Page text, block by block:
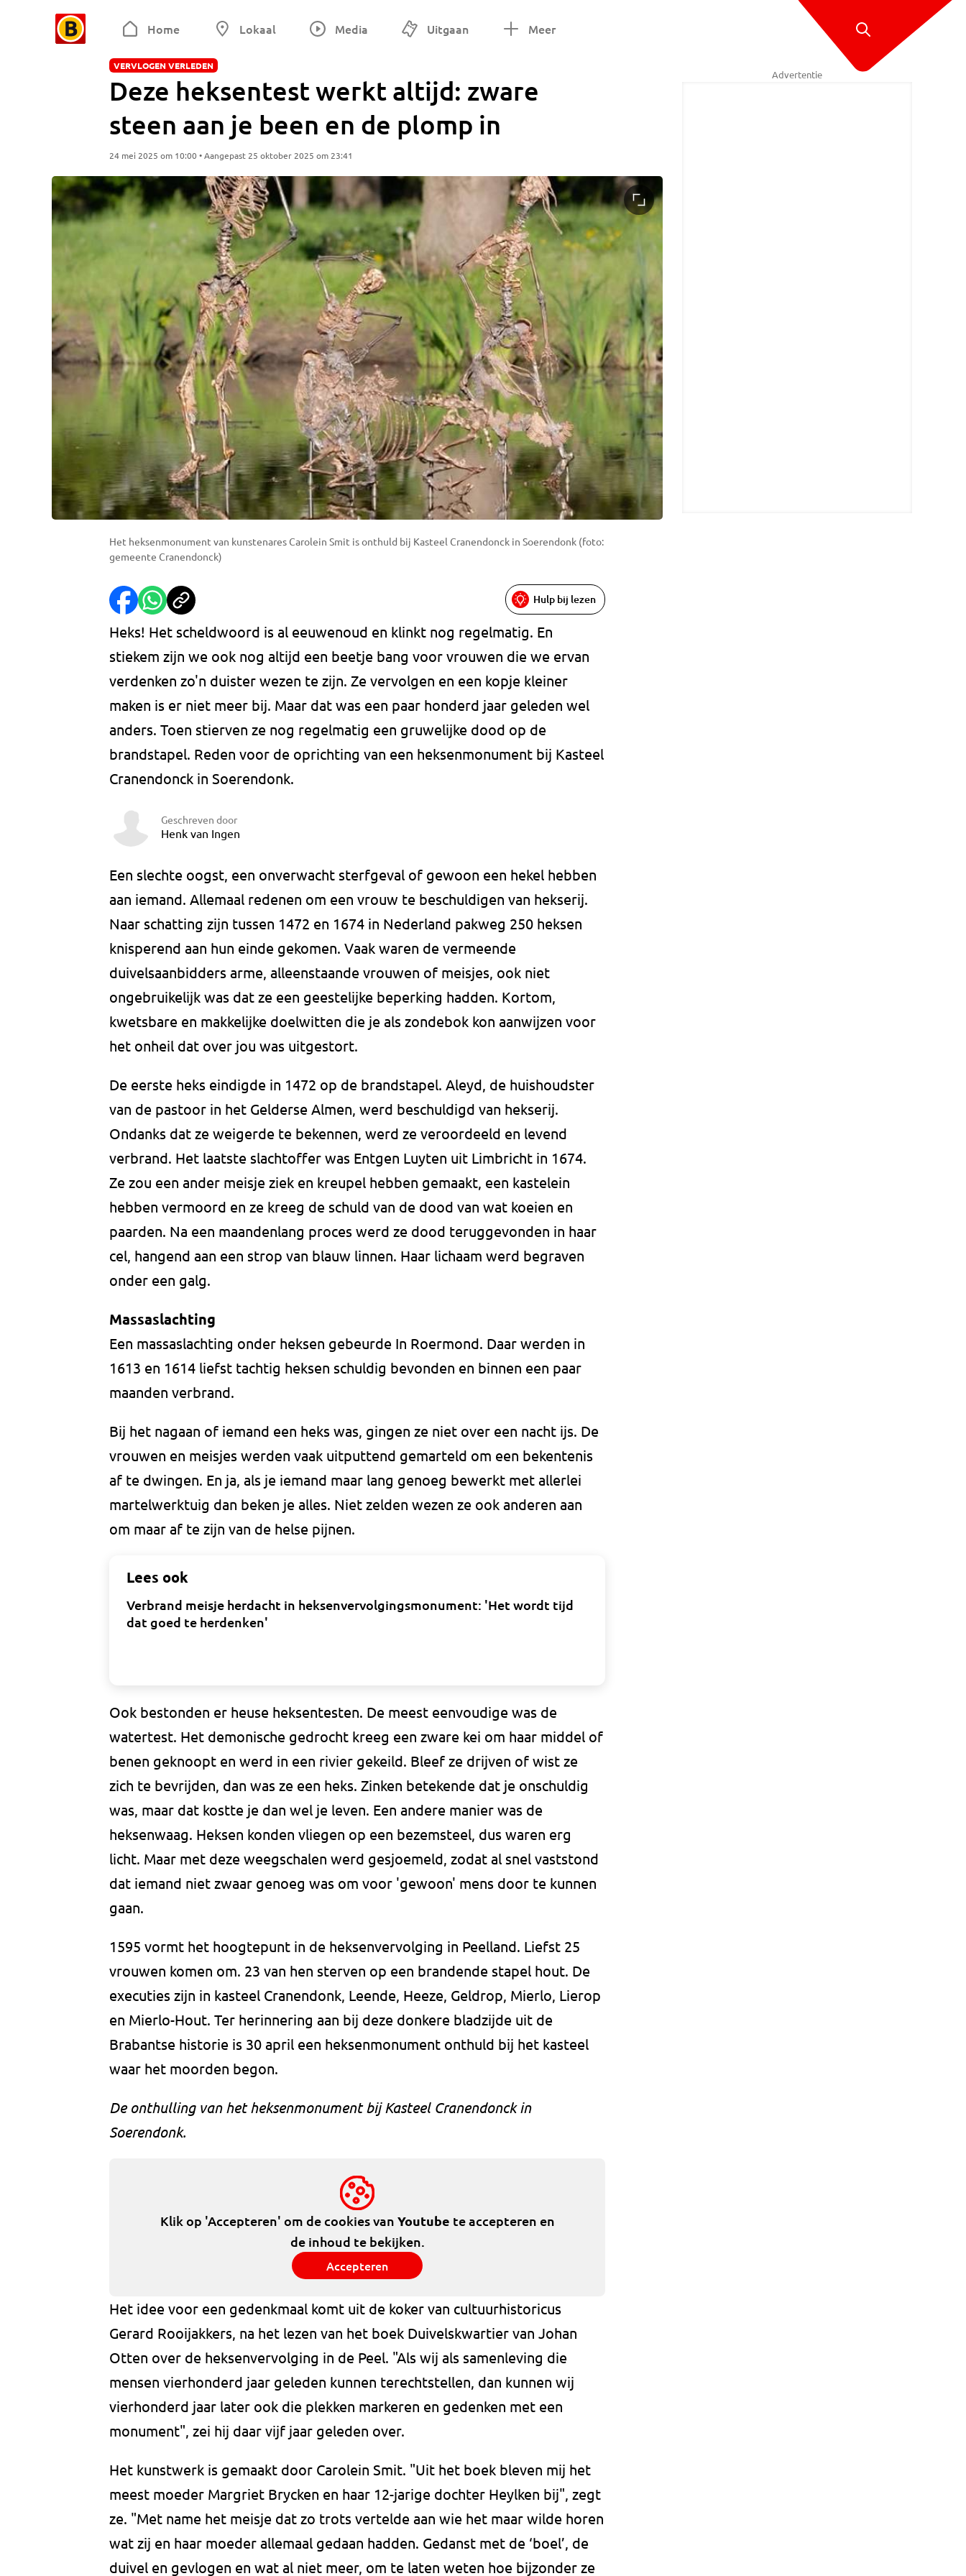
Home Lokaal Media Uitgaan Meer
VERVLOGEN VERLEDEN
Deze heksentest werkt altijd: zware
steen aan je been en de plomp in
24 mei 2025 om 10:00 • Aangepast 25 oktober 2025 om 23:41
Het heksenmonument van kunstenares Carolein Smit is onthuld bij Kasteel Cranendonck in Soerendonk (foto:
gemeente Cranendonck)
Hulp bij lezen
Heks! Het scheldwoord is al eeuwenoud en klinkt nog regelmatig. En
stiekem zijn we ook nog altijd een beetje bang voor vrouwen die we ervan
verdenken zo'n duister wezen te zijn. Ze vervolgen en een kopje kleiner
maken is er niet meer bij. Maar dat was een paar honderd jaar geleden wel
anders. Toen stierven ze nog regelmatig een gruwelijke dood op de
brandstapel. Reden voor de oprichting van een heksenmonument bij Kasteel
Cranendonck in Soerendonk.
Geschreven door
Henk van Ingen
Een slechte oogst, een onverwacht sterfgeval of gewoon een hekel hebben
aan iemand. Allemaal redenen om een vrouw te beschuldigen van hekserij.
Naar schatting zijn tussen 1472 en 1674 in Nederland pakweg 250 heksen
knisperend aan hun einde gekomen. Vaak waren de vermeende
duivelsaanbidders arme, alleenstaande vrouwen of meisjes, ook niet
ongebruikelijk was dat ze een geestelijke beperking hadden. Kortom,
kwetsbare en makkelijke doelwitten die je als zondebok kon aanwijzen voor
het onheil dat over jou was uitgestort.
De eerste heks eindigde in 1472 op de brandstapel. Aleyd, de huishoudster
van de pastoor in het Gelderse Almen, werd beschuldigd van hekserij.
Ondanks dat ze weigerde te bekennen, werd ze veroordeeld en levend
verbrand. Het laatste slachtoffer was Entgen Luyten uit Limbricht in 1674.
Ze zou een ander meisje ziek en kreupel hebben gemaakt, een kastelein
hebben vermoord en ze kreeg de schuld van de dood van wat koeien en
paarden. Na een maandenlang proces werd ze dood teruggevonden in haar
cel, hangend aan een strop van blauw linnen. Haar lichaam werd begraven
onder een galg.
Massaslachting
Een massaslachting onder heksen gebeurde In Roermond. Daar werden in
1613 en 1614 liefst tachtig heksen schuldig bevonden en binnen een paar
maanden verbrand.
Bij het nagaan of iemand een heks was, gingen ze niet over een nacht ijs. De
vrouwen en meisjes werden vaak uitputtend gemarteld om een bekentenis
af te dwingen. En ja, als je iemand maar lang genoeg bewerkt met allerlei
martelwerktuig dan beken je alles. Niet zelden wezen ze ook anderen aan
om maar af te zijn van de helse pijnen.
Lees ook
Verbrand meisje herdacht in heksenvervolgingsmonument: 'Het wordt tijd
dat goed te herdenken'
Ook bestonden er heuse heksentesten. De meest eenvoudige was de
watertest. Het demonische gedrocht kreeg een zware kei om haar middel of
benen geknoopt en werd in een rivier gekeild. Bleef ze drijven of wist ze
zich te bevrijden, dan was ze een heks. Zinken betekende dat je onschuldig
was, maar dat kostte je dan wel je leven. Een andere manier was de
heksenwaag. Heksen konden vliegen op een bezemsteel, dus waren erg
licht. Maar met deze weegschalen werd gesjoemeld, zodat al snel vaststond
dat iemand niet zwaar genoeg was om voor 'gewoon' mens door te kunnen
gaan.
1595 vormt het hoogtepunt in de heksenvervolging in Peelland. Liefst 25
vrouwen komen om. 23 van hen sterven op een brandende stapel hout. De
executies zijn in kasteel Cranendonk, Leende, Heeze, Geldrop, Mierlo, Lierop
en Mierlo-Hout. Ter herinnering aan bij deze donkere bladzijde uit de
Brabantse historie is 30 april een heksenmonument onthuld bij het kasteel
waar het moorden begon.
De onthulling van het heksenmonument bij Kasteel Cranendonck in
Soerendonk.
Klik op 'Accepteren' om de cookies van Youtube te accepteren en
de inhoud te bekijken.
Accepteren
Het idee voor een gedenkmaal komt uit de koker van cultuurhistoricus
Gerard Rooijakkers, na het lezen van het boek Duivelskwartier van Johan
Otten over de heksenvervolging in de Peel. "Als wij als samenleving die
mensen vierhonderd jaar geleden kunnen terechtstellen, dan kunnen wij
vierhonderd jaar later ook die plekken markeren en gedenken met een
monument", zei hij daar vijf jaar geleden over.
Het kunstwerk is gemaakt door Carolein Smit. "Uit het boek bleven mij het
meest moeder Margriet Brycken en haar 12-jarige dochter Heylken bij", zegt
ze. "Met name het meisje dat zo trots vertelde aan wie het maar wilde horen
wat zij en haar moeder allemaal gedaan hadden. Gedanst met de ‘boel’, de
duivel en gevlogen en wat al niet meer, om te laten weten hoe bijzonder ze
Advertentie